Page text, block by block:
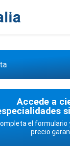
en
Accede a
el formulario
precio